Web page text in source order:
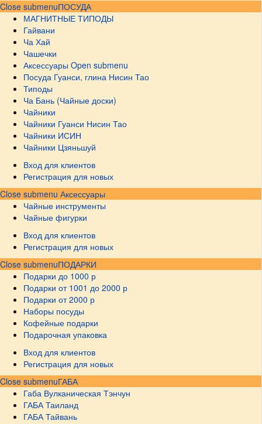
Close submenuПОСУДА
МАГНИТНЫЕ ТИПОДЫ
Гайвани
Ча Хай
Чашечки
Аксессуары Open submenu
Посуда Гуанси, глина Нисин Тао
Типоды
Ча Бань (Чайные доски)
Чайники
Чайники Гуанси Нисин Тао
Чайники ИСИН
Чайники Цзяньшуй
Вход для клиентов
Регистрация для новых
Close submenu Аксессуары
Чайные инструменты
Чайные фигурки
Вход для клиентов
Регистрация для новых
Close submenuПОДАРКИ
Подарки до 1000 р
Подарки от 1001 до 2000 р
Подарки от 2000 р
Наборы посуды
Кофейные подарки
Подарочная упаковка
Вход для клиентов
Регистрация для новых
Close submenuГАБА
Габа Вулканическая Тэнчун
ГАБА Таиланд
ГАБА Тайвань